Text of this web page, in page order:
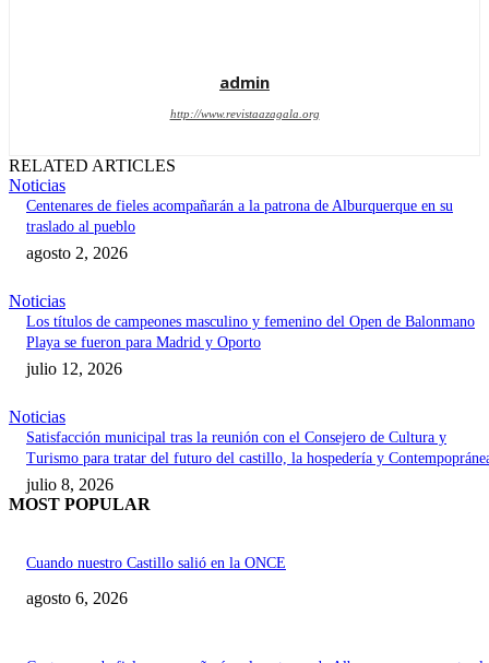
admin
http://www.revistaazagala.org
RELATED ARTICLES
Noticias
Centenares de fieles acompañarán a la patrona de Alburquerque en su
traslado al pueblo
agosto 2, 2026
Noticias
Los títulos de campeones masculino y femenino del Open de Balonmano
Playa se fueron para Madrid y Oporto
julio 12, 2026
Noticias
Satisfacción municipal tras la reunión con el Consejero de Cultura y
Turismo para tratar del futuro del castillo, la hospedería y
julio 8, 2026
MOST POPULAR
Cuando nuestro Castillo salió en la ONCE
agosto 6, 2026